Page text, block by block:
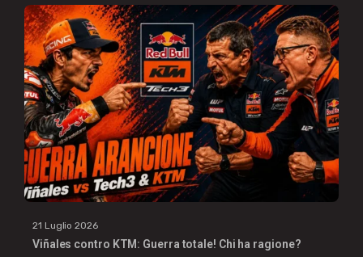
21 Luglio 2026
Viñales contro KTM: Guerra totale! Chi ha ragione?